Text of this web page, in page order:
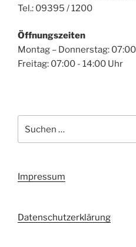
Tel.: 09395 / 1200
Öffnungszeiten
Montag – Donnerstag:
Freitag: 07:00 - 14:00 Uhr
nach:
Impressum
Datenschutzerklärung